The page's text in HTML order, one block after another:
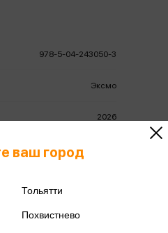
978-5-04-243050-3
Эксмо
2026
ваш город
Тольятти
Похвистнево